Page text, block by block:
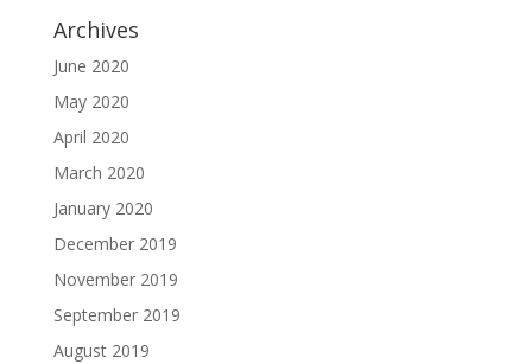
Archives
June 2020
May 2020
April 2020
March 2020
January 2020
December 2019
November 2019
September 2019
August 2019